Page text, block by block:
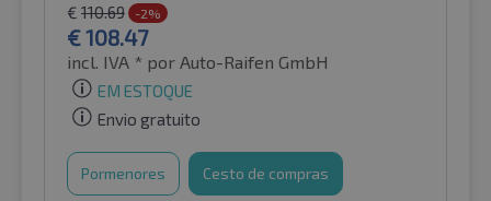
€ 110.69 -2%
€108.47
incl. IVA * por Auto-Raifen GmbH
EM ESTOQUE
Envio gratuito
Pormenores Cesto de compras